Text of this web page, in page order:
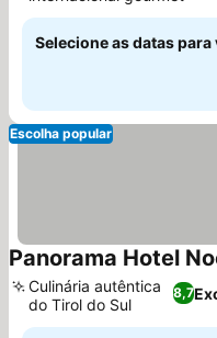
Selecione as datas
Escolha popular
Panorama Hotel
8,7
Culinária autêntica
do Tirol do Sul